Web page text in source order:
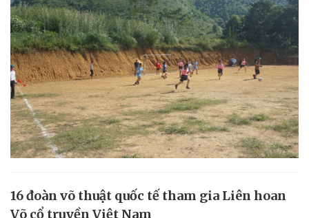
16 đoàn võ thuật quốc tế tham gia Liên hoan
Võ cổ truyền Việt Nam